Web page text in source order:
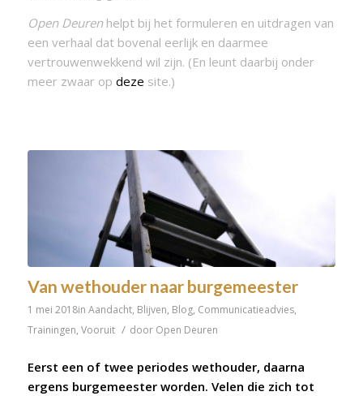
Open Deurenhelpt bij het formuleren en uitdragen van
een verhaal dat bovenal eerlijk en daarmee
vertrouwenwekkend wil zijn. (En leunt daarbij onder
meer zwaar op deze site.)
Van wethouder naar burgemeester
1 mei 2018in Aandacht, Blijven, Blog, Communicatieadvies,
Trainingen, Vooruit / door Open Deuren
Eerst een of twee periodes wethouder, daarna
ergens burgemeester worden. Velen die zich tot